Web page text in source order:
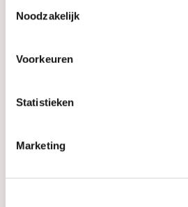
Noodzakelijk
Voorkeuren
Statistieken
Marketing
Informatie